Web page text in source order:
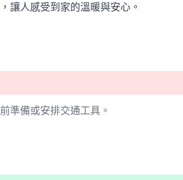
讓人感受到家的溫暖與安心。
準備或安排交通工具。